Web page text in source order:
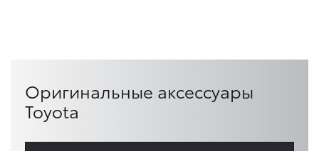
Оригинальные аксессуары
Toyota